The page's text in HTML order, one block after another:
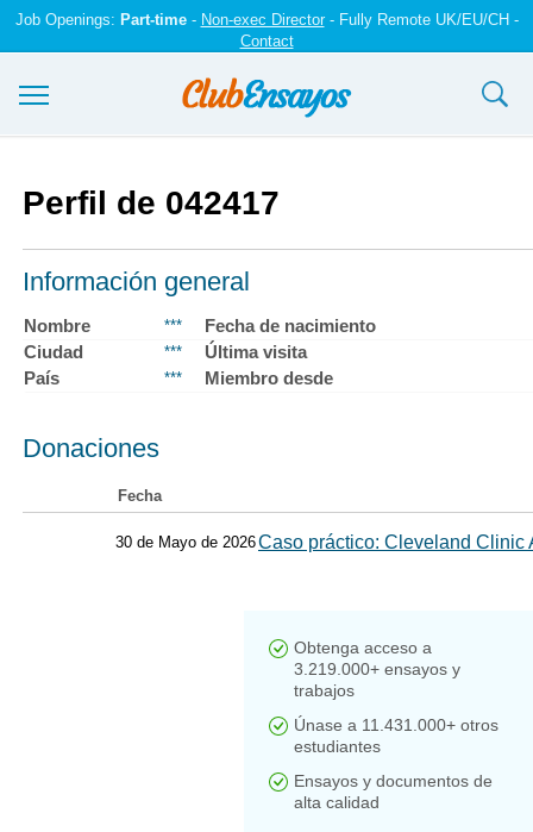
Job Openings: Part-time- Non-exec Director- Fully Remote UK/EU/CH -
Contact
Registrarse
Iniciar sesión
Contáctenos
Perfil de 042417
Información general
Nombre ***
Fecha de nacimiento
Ciudad
***
Última visita
País
*** Miembro desde
Donaciones
Fecha
30 de Mayo de 2026Caso práctico: Cleveland Clinic
Obtenga acceso a
3.219.000+ ensayos y
trabajos
Únase a 11.431.000+ otros
estudiantes
Ensayos y documentos de
alta calidad